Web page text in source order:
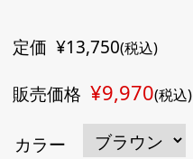
定価¥13,750(税込)
販売価格¥9,970(税込)
カラー